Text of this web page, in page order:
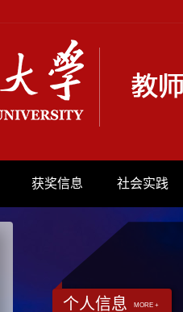
获奖信息 社会实践
个人信息 MORE +